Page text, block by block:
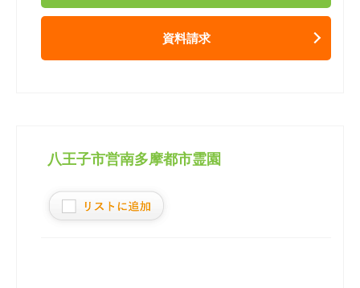
資料請求
八王子市営南多摩都市霊園